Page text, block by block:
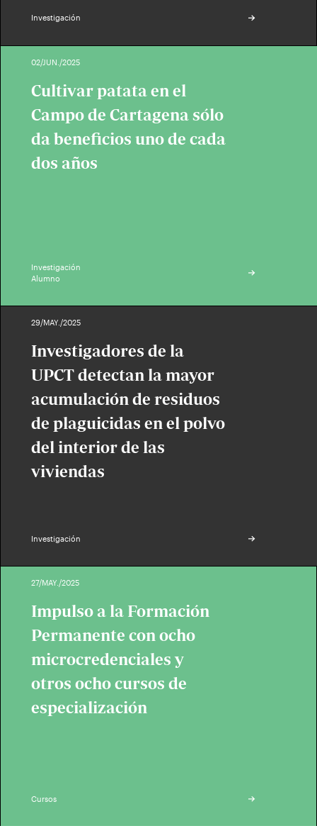
Investigación
02/JUN./2025
Cultivar patata en el
Campo de Cartagena sólo
da beneficios uno de cada
dos años
Investigación
Alumno
29/MAY./2025
Investigadores de la
UPCT detectan la mayor
acumulación de residuos
de plaguicidas en el polvo
del interior de las
viviendas
Investigación
27/MAY./2025
Impulso a la Formación
Permanente con ocho
microcredenciales y
otros ocho cursos de
especialización
Cursos